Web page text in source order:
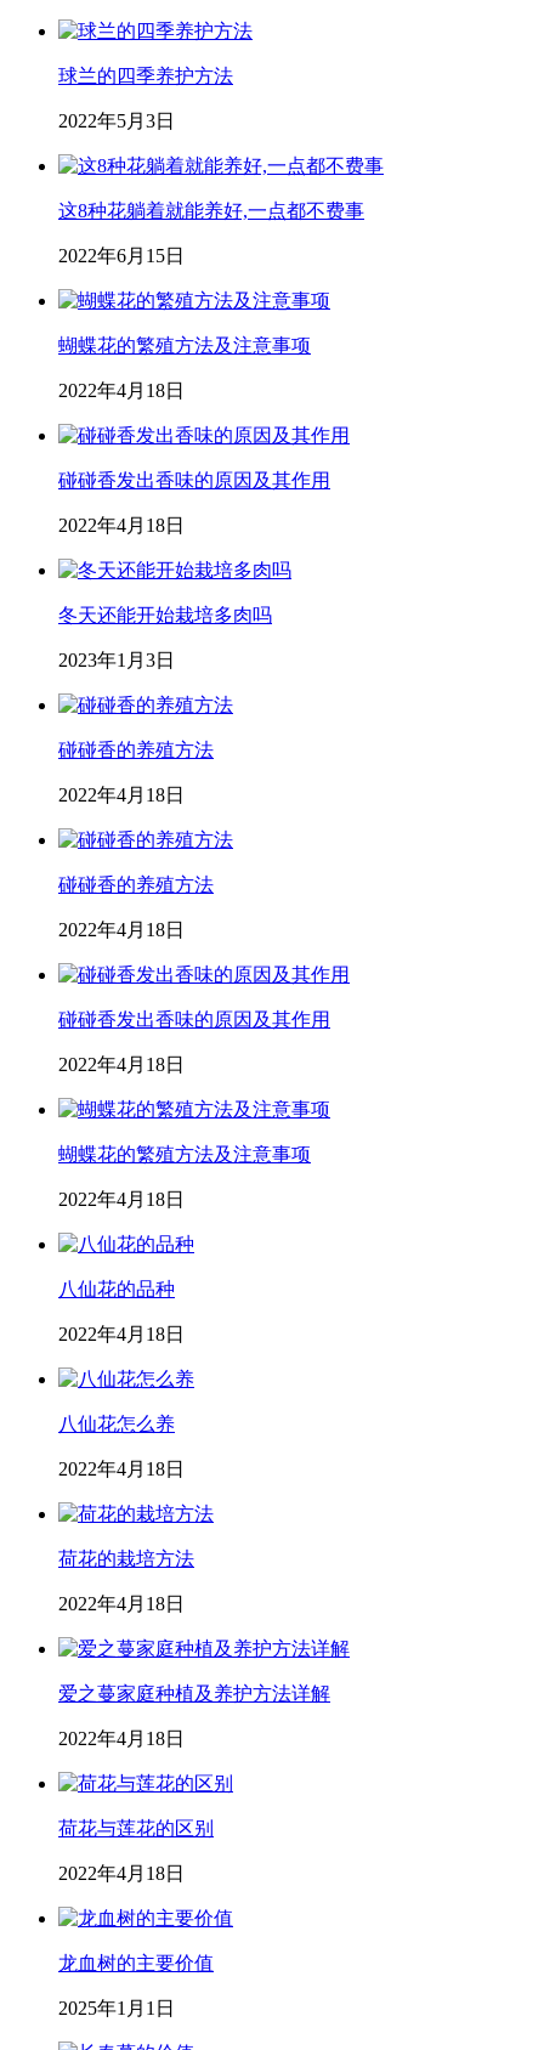
球兰的四季养护方法
2022年5月3日
这8种花躺着就能养好,一点都不费事
2022年6月15日
蝴蝶花的繁殖方法及注意事项
2022年4月18日
碰碰香发出香味的原因及其作用
2022年4月18日
冬天还能开始栽培多肉吗
2023年1月3日
碰碰香的养殖方法
2022年4月18日
碰碰香的养殖方法
2022年4月18日
碰碰香发出香味的原因及其作用
2022年4月18日
蝴蝶花的繁殖方法及注意事项
2022年4月18日
八仙花的品种
2022年4月18日
八仙花怎么养
2022年4月18日
荷花的栽培方法
2022年4月18日
爱之蔓家庭种植及养护方法详解
2022年4月18日
荷花与莲花的区别
2022年4月18日
龙血树的主要价值
2025年1月1日